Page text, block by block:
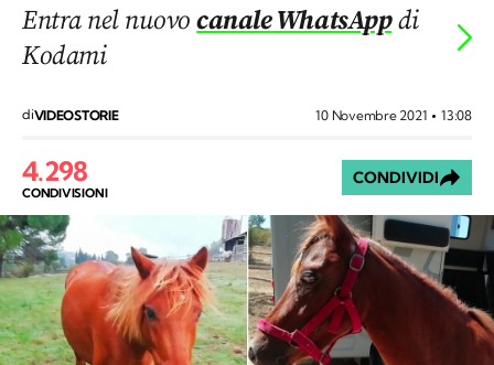
Entra nel nuovocanale WhatsAppdi
Kodami
diVIDEOSTORIE 10 Novembre 2021 13:08
4.298
CONDIVISIONI
CONDIVIDI